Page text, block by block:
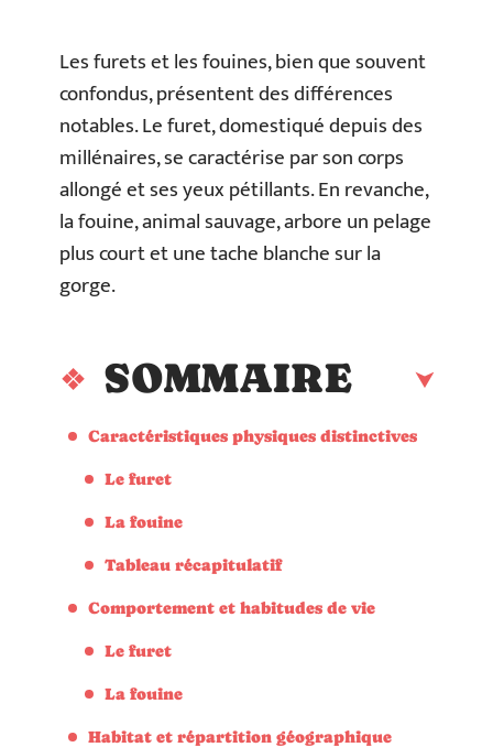
Les furets et les fouines, bien que souvent
confondus, présentent des différences
notables. Le furet, domestiqué depuis des
millénaires, se caractérise par son corps
allongé et ses yeux pétillants. En revanche,
la fouine, animal sauvage, arbore un pelage
plus court et une tache blanche sur la
gorge.
SOMMAIRE
Caractéristiques physiques distinctives
Le furet
La fouine
Tableau récapitulatif
Comportement et habitudes de vie
Le furet
La fouine
Habitat et répartition géographique